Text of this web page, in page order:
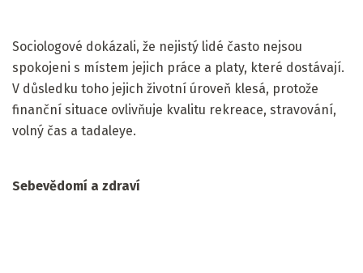
Sociologové dokázali, že nejistý lidé často nejsou
spokojeni s místem jejich práce a platy, které dostávají.
V důsledku toho jejich životní úroveň klesá, protože
finanční situace ovlivňuje kvalitu rekreace, stravování,
volný čas a tadaleye.
Sebevědomí a zdraví